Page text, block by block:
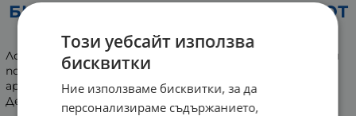
БИФАС МЛЯКО ЗА ТЯЛО С МАСЛО ОТ
СЛАДЪК БАДЕМ 500 мл
Лосион за тяло с масло от сладък бадем. Омекотява и
подхранва кожата, оставяйки я приятно
ароматизирана. Предназначен за суха кожа.
Дерматологично тестван.
Този уебсайт използва
бисквитки
Ние използваме бисквитки, за да
персонализираме съдържанието,